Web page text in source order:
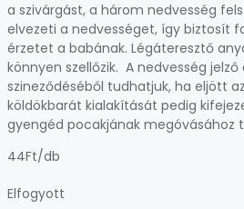
a szivárgást, a három nedvesség
elvezeti a nedvességet, így biztosít
érzetet a babának. Légáteresztő
könnyen szellőzik. A nedvesség jelző
szineződéséből tudhatjuk, ha eljött
köldökbarát kialakítását pedig
gyengéd pocakjának megóvásához
44Ft/db
Elfogyott